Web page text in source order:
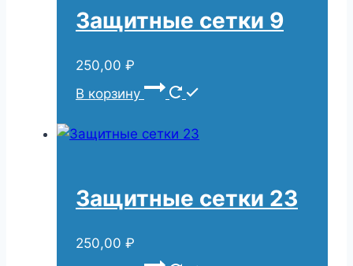
Защитные сетки 9
250,00 ₽
В корзину
Защитные сетки 23
250,00 ₽